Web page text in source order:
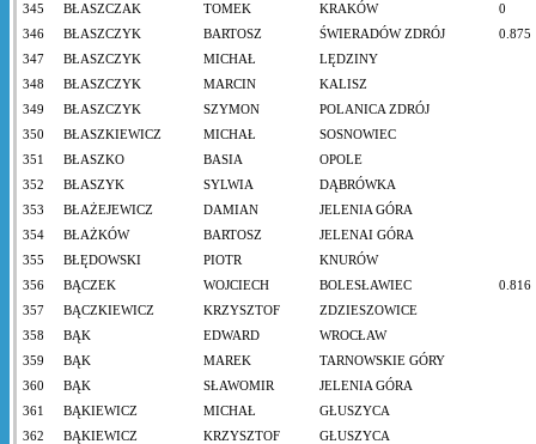
345
BŁASZCZAK TOMEK KRAKÓW
0
346
BŁASZCZYK BARTOSZ ŚWIERADÓW ZDRÓJ
0.875
347
BŁASZCZYK MICHAŁ
LĘDZINY
348
BŁASZCZYK MARCIN
KALISZ
349
BŁASZCZYK SZYMON
POLANICA ZDRÓJ
350
BŁASZKIEWICZ MICHAŁ
SOSNOWIEC
351
BŁASZKO BASIA
OPOLE
352
BŁASZYK SYLWIA
DĄBRÓWKA
353
BŁAŻEJEWICZ DAMIAN
JELENIA GÓRA
354
BŁAŻKÓW BARTOSZ
JELENAI GÓRA
355
BŁĘDOWSKI PIOTR
KNURÓW
356
BĄCZEK WOJCIECH BOLESŁAWIEC
0.816
357
BĄCZKIEWICZ KRZYSZTOF
ZDZIESZOWICE
358
BĄK EDWARD
WROCŁAW
359
BĄK MAREK
TARNOWSKIE GÓRY
360
BĄK SŁAWOMIR
JELENIA GÓRA
361
BĄKIEWICZ MICHAŁ
GŁUSZYCA
362
BĄKIEWICZ KRZYSZTOF
GŁUSZYCA